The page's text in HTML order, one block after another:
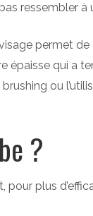
ressembler à
permet de
qui a
ou
?
pour plus